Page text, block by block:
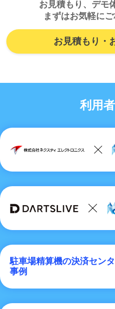
お見積もり、デモ
まずはお気軽にご
お見積もり・
利用
駐車場精算機の決済セン
事例